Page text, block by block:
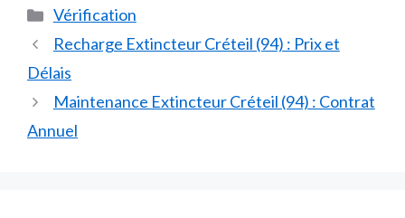
Catégories
Vérification
Recharge Extincteur Créteil (94) : Prix et
Délais
Maintenance Extincteur Créteil (94) : Contrat
Annuel